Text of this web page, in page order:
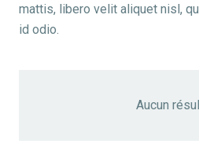
mattis, libero velit aliquet nisl,
id odio.
Aucun